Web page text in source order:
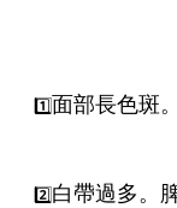
1️⃣面部長色斑
2️⃣白帶過多。